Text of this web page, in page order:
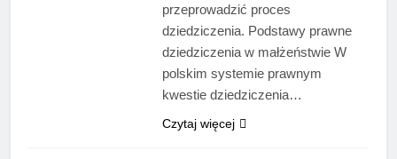
przeprowadzić proces
dziedziczenia. Podstawy prawne
dziedziczenia w małżeństwie W
polskim systemie prawnym
kwestie dziedziczenia…
Czytaj więcej